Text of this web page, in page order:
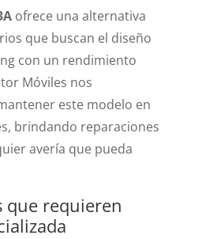
ofrece una alternativa
que buscan el diseño
con un rendimiento
Móviles nos
este modelo en
brindando reparaciones
avería que pueda
que requieren